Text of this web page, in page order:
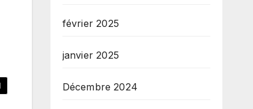
février 2025
janvier 2025
Décembre 2024